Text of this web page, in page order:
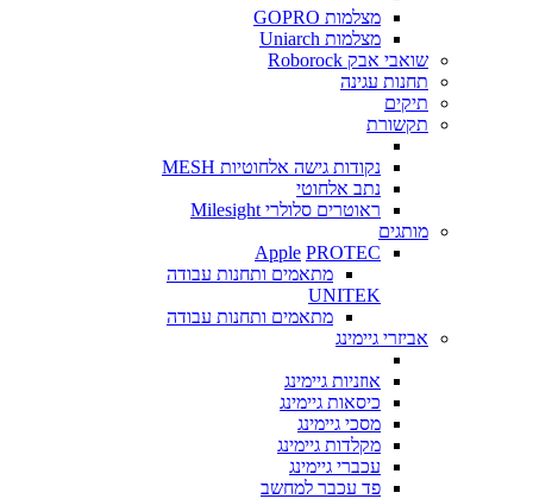
מצלמות GOPRO
מצלמות Uniarch
שואבי אבק Roborock
תחנות עגינה
תיקים
תקשורת
נקודות גישה אלחוטיות MESH
נתב אלחוטי
ראוטרים סלולרי Milesight
מותגים
Apple PROTEC
מתאמים ותחנות עבודה
UNITEK
מתאמים ותחנות עבודה
אביזרי גיימינג
אוזניות גיימינג
כיסאות גיימינג
מסכי גיימינג
מקלדות גיימינג
עכברי גיימינג
פד עכבר למחשב